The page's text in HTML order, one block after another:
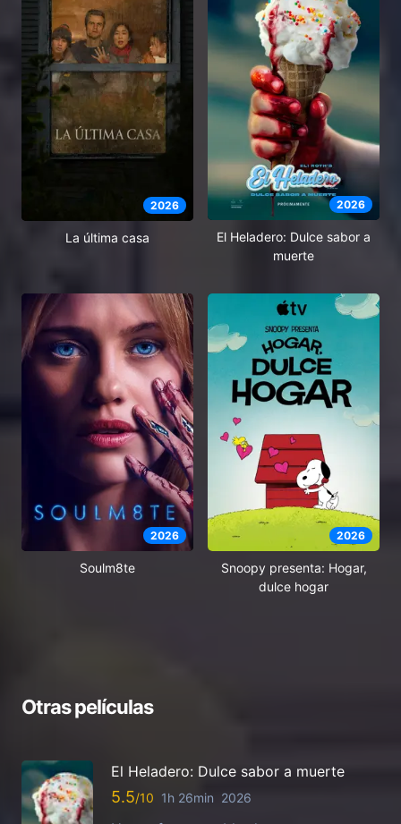
2026
La última casa
2026
El Heladero: Dulce sabor a
muerte
2026
Soulm8te
2026
Snoopy presenta: Hogar,
dulce hogar
Otras películas
El Heladero: Dulce sabor a muerte
5.5 1h 26min 2026